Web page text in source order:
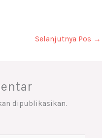
Selanjutnya Pos →
dipublikasikan.